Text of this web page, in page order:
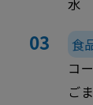
水
食
コ
ご